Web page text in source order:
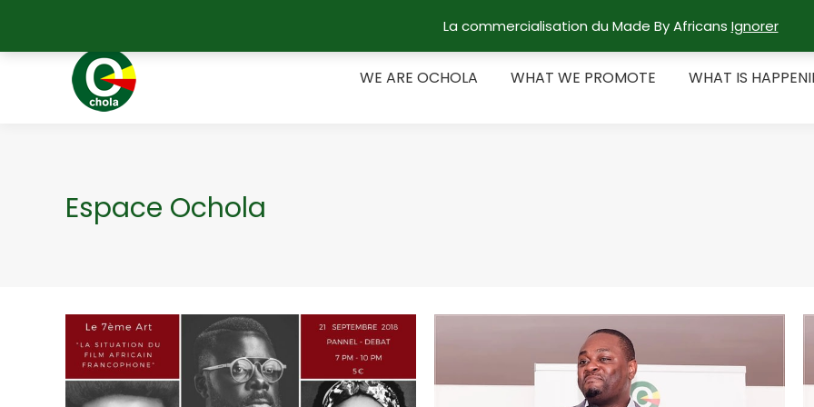
WE ARE OCHOLA WHAT WE PROMOTE WHAT IS
Espace Ochola
La commercialisation du Made By Africans Ignorer
WE ARE OCHOLA WHAT WE PROMOTE WHAT IS